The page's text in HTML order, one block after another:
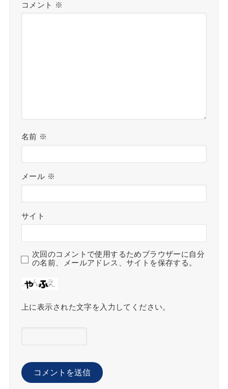
コメント ※
名前 ※
メール ※
サイト
次回のコメントで使用するためブラウザーに自分
の名前、メールアドレス、サイトを保存する。
上に表示された文字を入力してください。